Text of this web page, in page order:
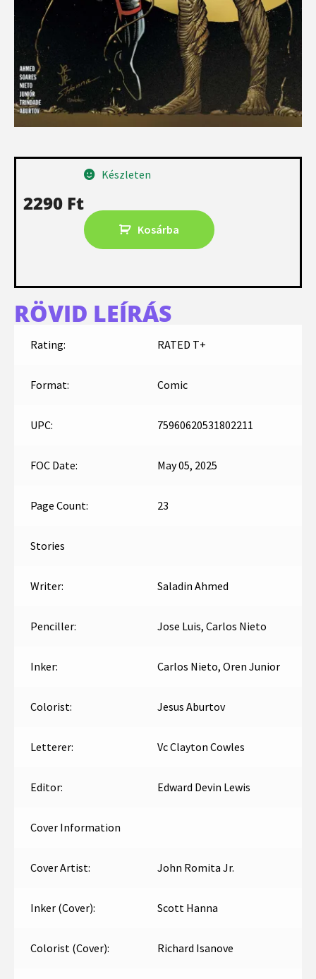
2290 Ft
Készleten
Kosárba
RÖVID LEÍRÁS
Rating: RATED T+
Format: Comic
UPC: 75960620531802211
FOC Date: May 05, 2025
Page Count: 23
Stories
Writer: Saladin Ahmed
Penciller: Jose Luis, Carlos Nieto
Inker: Carlos Nieto, Oren Junior
Colorist: Jesus Aburtov
Letterer: Vc Clayton Cowles
Editor: Edward Devin Lewis
Cover Information
Cover Artist: John Romita Jr.
Inker (Cover): Scott Hanna
Colorist (Cover): Richard Isanove